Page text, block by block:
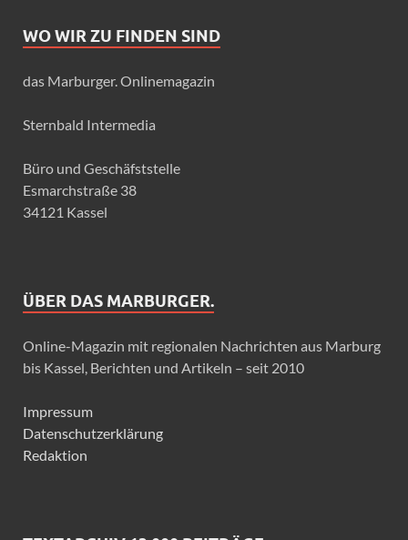
WO WIR ZU FINDEN SIND
das Marburger. Onlinemagazin
Sternbald Intermedia
Büro und Geschäfststelle
Esmarchstraße 38
34121 Kassel
ÜBER DAS MARBURGER.
Online-Magazin mit regionalen Nachrichten aus Marburg
bis Kassel, Berichten und Artikeln – seit 2010
Impressum
Datenschutzerklärung
Redaktion